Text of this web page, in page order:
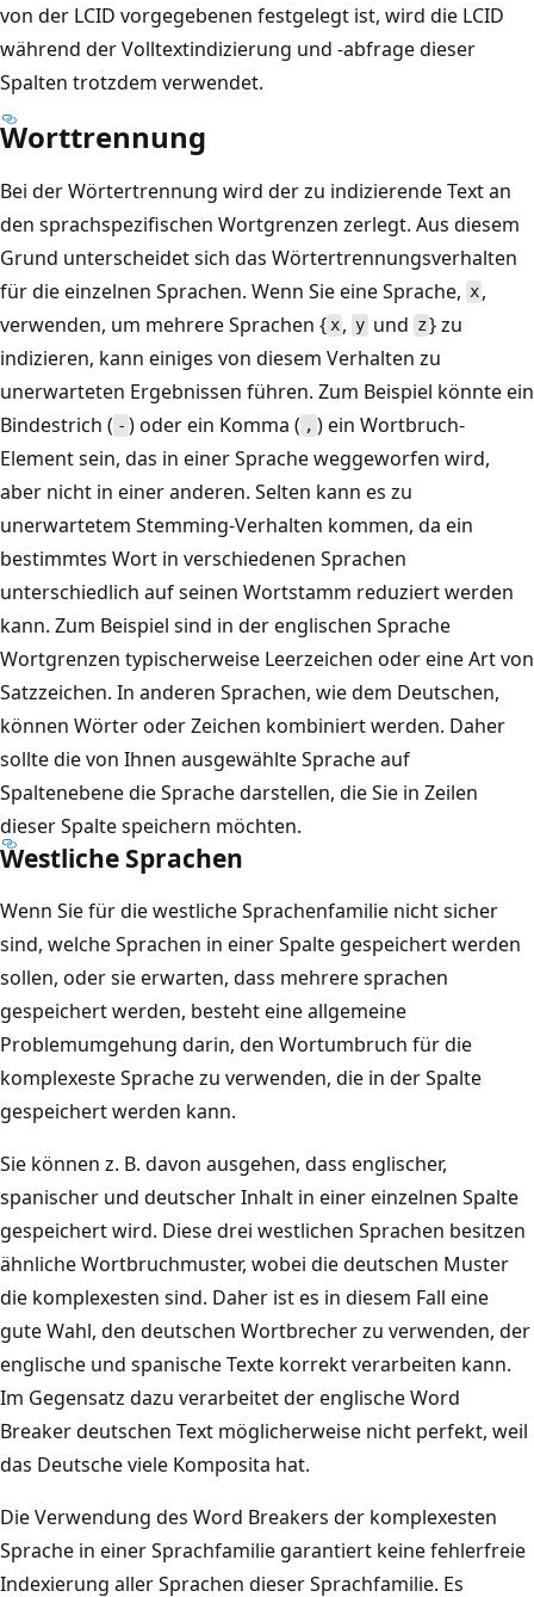
von der LCID vorgegebenen festgelegt ist, wird die LCID
während der Volltextindizierung und -abfrage dieser
Spalten trotzdem verwendet.
Worttrennung
Bei der Wörtertrennung wird der zu indizierende Text an
den sprachspezifischen Wortgrenzen zerlegt. Aus diesem
Grund unterscheidet sich das Wörtertrennungsverhalten
für die einzelnen Sprachen. Wenn Sie eine Sprache, x ,
verwenden, um mehrere Sprachen {x , yund z} zu
indizieren, kann einiges von diesem Verhalten zu
unerwarteten Ergebnissen führen. Zum Beispiel könnte ein
Bindestrich ( - ) oder ein Komma ( , ) ein Wortbruch-
Element sein, das in einer Sprache weggeworfen wird,
aber nicht in einer anderen. Selten kann es zu
unerwartetem Stemming-Verhalten kommen, da ein
bestimmtes Wort in verschiedenen Sprachen
unterschiedlich auf seinen Wortstamm reduziert werden
kann. Zum Beispiel sind in der englischen Sprache
Wortgrenzen typischerweise Leerzeichen oder eine Art von
Satzzeichen. In anderen Sprachen, wie dem Deutschen,
können Wörter oder Zeichen kombiniert werden. Daher
sollte die von Ihnen ausgewählte Sprache auf
Spaltenebene die Sprache darstellen, die Sie in Zeilen
dieser Spalte speichern möchten.
Westliche Sprachen
Wenn Sie für die westliche Sprachenfamilie nicht sicher
sind, welche Sprachen in einer Spalte gespeichert werden
sollen, oder sie erwarten, dass mehrere sprachen
gespeichert werden, besteht eine allgemeine
Problemumgehung darin, den Wortumbruch für die
komplexeste Sprache zu verwenden, die in der Spalte
gespeichert werden kann.
Sie können z. B. davon ausgehen, dass englischer,
spanischer und deutscher Inhalt in einer einzelnen Spalte
gespeichert wird. Diese drei westlichen Sprachen besitzen
ähnliche Wortbruchmuster, wobei die deutschen Muster
die komplexesten sind. Daher ist es in diesem Fall eine
gute Wahl, den deutschen Wortbrecher zu verwenden, der
englische und spanische Texte korrekt verarbeiten kann.
Im Gegensatz dazu verarbeitet der englische Word
Breaker deutschen Text möglicherweise nicht perfekt, weil
das Deutsche viele Komposita hat.
Die Verwendung des Word Breakers der komplexesten
Sprache in einer Sprachfamilie garantiert keine fehlerfreie
Indexierung aller Sprachen dieser Sprachfamilie. Es